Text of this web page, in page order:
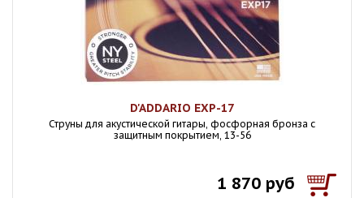
D'ADDARIO EXP-17
Струны для акустической гитары, фосфорная бронза с
защитным покрытием, 13-56
1 870 руб